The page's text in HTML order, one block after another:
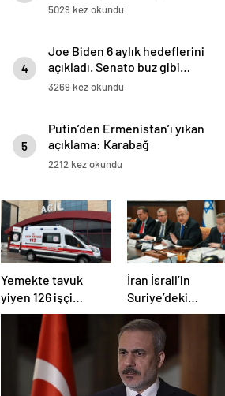
5029 kez okundu
4
Joe Biden 6 aylık hedeflerini
açıkladı. Senato buz gibi…
3269 kez okundu
5
Putin’den Ermenistan’ı yıkan
açıklama: Karabağ
Azerbaycan’ın ayrılmaz bir
2212 kez okundu
Yemekte tavuk
yiyen 126 işçi
hastanelik oldu
İran İsrail’in
Suriye’deki
saldırılarını kınadı